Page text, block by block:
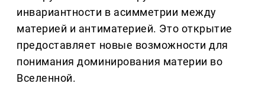
инвариантности в асимметрии между
материей и антиматерией. Это открытие
предоставляет новые возможности для
понимания доминирования материи во
Вселенной.